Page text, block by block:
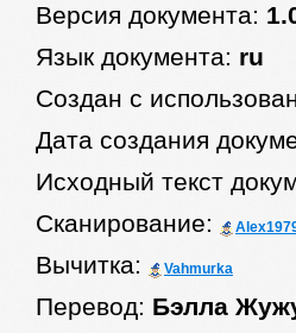
Версия документа:
Язык документа: ru
Создан с
Дата создания
Исходный текст
Сканирование:
Вычитка: Vahmurka
Перевод: Бэлла